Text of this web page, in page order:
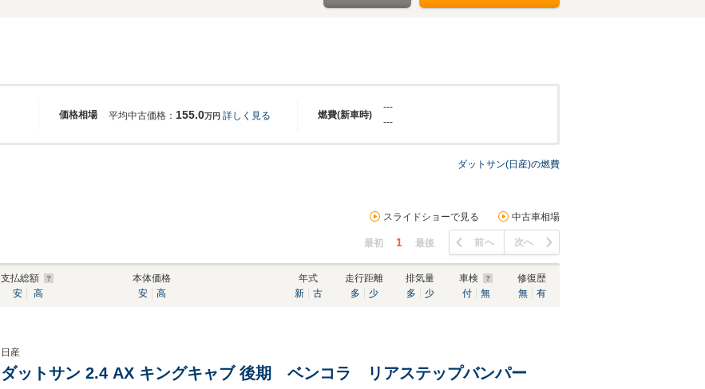
価格相場 燃費(新車時)
平均中古価格： 155.0万円 詳しく見る
---
---
ダットサン(日産)の燃費
スライドショーで見る 中古車相場
最初 1 最後 前へ 次へ
支払総額
安
高
本体価格
安
高
年式
新
古
走行距離
多
少
排気量
多
少
車検
付
無
修復歴
無
有
日産
ダットサン 2.4 AX キングキャブ 後期 ベンコラ リアステップバンパー